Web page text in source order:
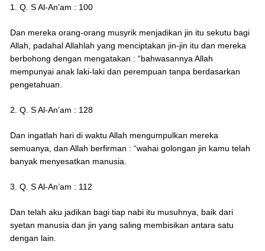
1. Q. S Al-An’am : 100
Dan mereka orang-orang musyrik menjadikan jin itu sekutu bagi
Allah, padahal Allahlah yang menciptakan jin-jin itu dan mereka
berbohong dengan mengatakan : “bahwasannya Allah
mempunyai anak laki-laki dan perempuan tanpa berdasarkan
pengetahuan.
2. Q. S Al-An’am : 128
Dan ingatlah hari di waktu Allah mengumpulkan mereka
semuanya, dan Allah berfirman : “wahai golongan jin kamu telah
banyak menyesatkan manusia.
3. Q. S Al-An’am : 112
Dan telah aku jadikan bagi tiap nabi itu musuhnya, baik dari
syetan manusia dan jin yang saling membisikan antara satu
dengan lain.